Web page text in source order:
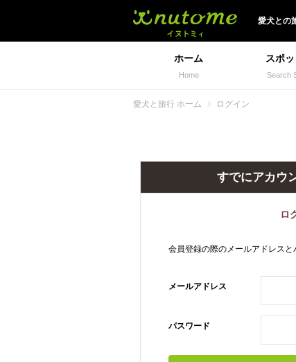
愛犬との
ホーム
Home
スポ
Search
愛犬と旅行 ホーム ログイン
すでにアカウ
ロ
会員登録の際のメールアドレスと
メールアドレス
パスワード